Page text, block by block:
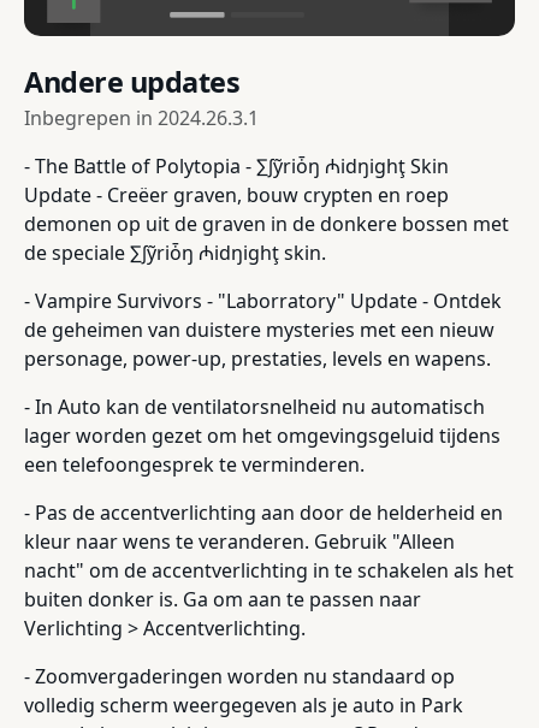
Andere updates
Inbegrepen in 2024.26.3.1
- The Battle of Polytopia - ∑∫ỹriȱŋ ₼idŋighţ Skin
Update - Creëer graven, bouw crypten en roep
demonen op uit de graven in de donkere bossen met
de speciale ∑∫ỹriȱŋ ₼idŋighţ skin.
- Vampire Survivors - "Laborratory" Update - Ontdek
de geheimen van duistere mysteries met een nieuw
personage, power-up, prestaties, levels en wapens.
- In Auto kan de ventilatorsnelheid nu automatisch
lager worden gezet om het omgevingsgeluid tijdens
een telefoongesprek te verminderen.
- Pas de accentverlichting aan door de helderheid en
kleur naar wens te veranderen. Gebruik "Alleen
nacht" om de accentverlichting in te schakelen als het
buiten donker is. Ga om aan te passen naar
Verlichting > Accentverlichting.
- Zoomvergaderingen worden nu standaard op
volledig scherm weergegeven als je auto in Park